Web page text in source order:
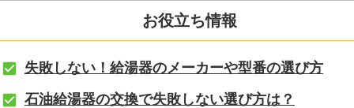
お役立ち情報
失敗しない！給湯器のメーカーや型番の選び方
石油給湯器の交換で失敗しない選び方は？